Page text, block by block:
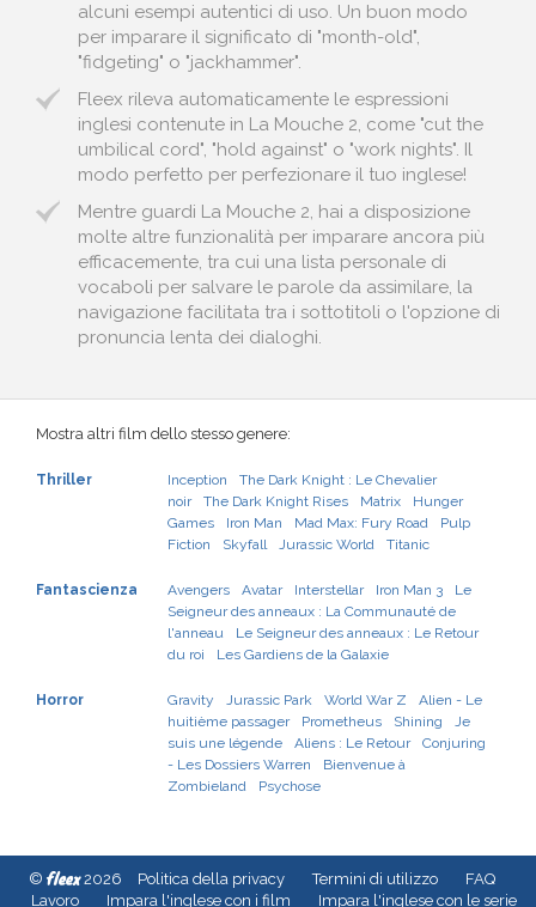
alcuni esempi autentici di uso. Un buon modo
per imparare il significato di "month-old",
"fidgeting" o "jackhammer".
Fleex rileva automaticamente le espressioni
inglesi contenute in La Mouche 2, come "cut the
umbilical cord", "hold against" o "work nights". Il
modo perfetto per perfezionare il tuo inglese!
Mentre guardi La Mouche 2, hai a disposizione
molte altre funzionalità per imparare ancora più
efficacemente, tra cui una lista personale di
vocaboli per salvare le parole da assimilare, la
navigazione facilitata tra i sottotitoli o l'opzione di
pronuncia lenta dei dialoghi.
Mostra altri film dello stesso genere:
Thriller Inception
The Dark Knight : Le Chevalier
noir
The Dark Knight Rises Matrix
Hunger
Games
Iron Man Mad Max: Fury Road
Pulp
Fiction
Skyfall Jurassic World Titanic
Fantascienza Avengers Avatar Interstellar Iron Man 3
Le
Seigneur des anneaux : La Communauté de
l'anneau
Le Seigneur des anneaux : Le Retour
du roi
Les Gardiens de la Galaxie
Horror Gravity Jurassic Park World War Z
Alien - Le
huitième passager
Prometheus Shining
Je
suis une légende
Aliens : Le Retour
Conjuring
- Les Dossiers Warren
Bienvenue à
Zombieland
Psychose
© fleex2026 Politica della privacy Termini di utilizzo
FAQ
Lavoro
Impara l'inglese con i film Impara l'inglese con le serie